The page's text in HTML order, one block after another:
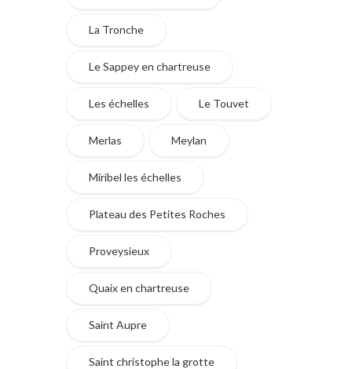
La Tronche
Le Sappey en chartreuse
Les échelles Le Touvet
Merlas Meylan
Miribel les échelles
Plateau des Petites Roches
Proveysieux
Quaix en chartreuse
Saint Aupre
Saint christophe la grotte